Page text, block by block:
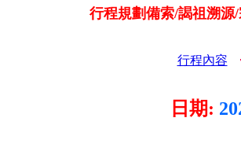
行程規劃備索/謁祖溯源
行程內容
日期: